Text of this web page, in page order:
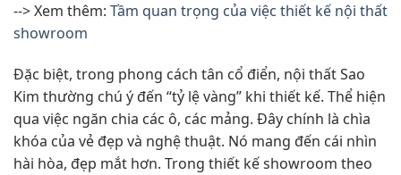
--> Xem thêm: Tầm quan trọng của việc thiết kế nội thất
showroom
Đặc biệt, trong phong cách tân cổ điển, nội thất Sao
Kim thường chú ý đến “tỷ lệ vàng” khi thiết kế. Thể hiện
qua việc ngăn chia các ô, các mảng. Đây chính là chìa
khóa của vẻ đẹp và nghệ thuật. Nó mang đến cái nhìn
hài hòa, đẹp mắt hơn. Trong thiết kế showroom theo